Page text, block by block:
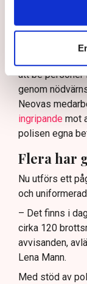
Nu svarar
Enligt Anna-
att be personer
genom
Neovas
ingripande mot
polisen egna
Flera har
Nu utförs ett
och
– Det finns i
cirka 120
avvisanden,
Lena Mann.
Med stöd av